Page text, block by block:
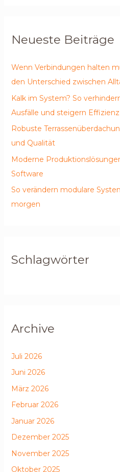
Neueste Beiträge
Wenn Verbindungen halten
den Unterschied zwischen
Kalk im System? So
Ausfälle und steigern Effizienz
Robuste
und Qualität
Moderne
Software
So verändern modulare
morgen
Schlagwörter
Archive
Juli 2026
Juni 2026
März 2026
Februar 2026
Januar 2026
Dezember 2025
November 2025
Oktober 2025